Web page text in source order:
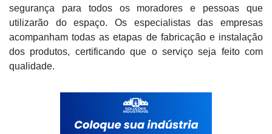
segurança para todos os moradores e pessoas que
utilizarão do espaço. Os especialistas das empresas
acompanham todas as etapas de fabricação e instalação
dos produtos, certificando que o serviço seja feito com
qualidade.